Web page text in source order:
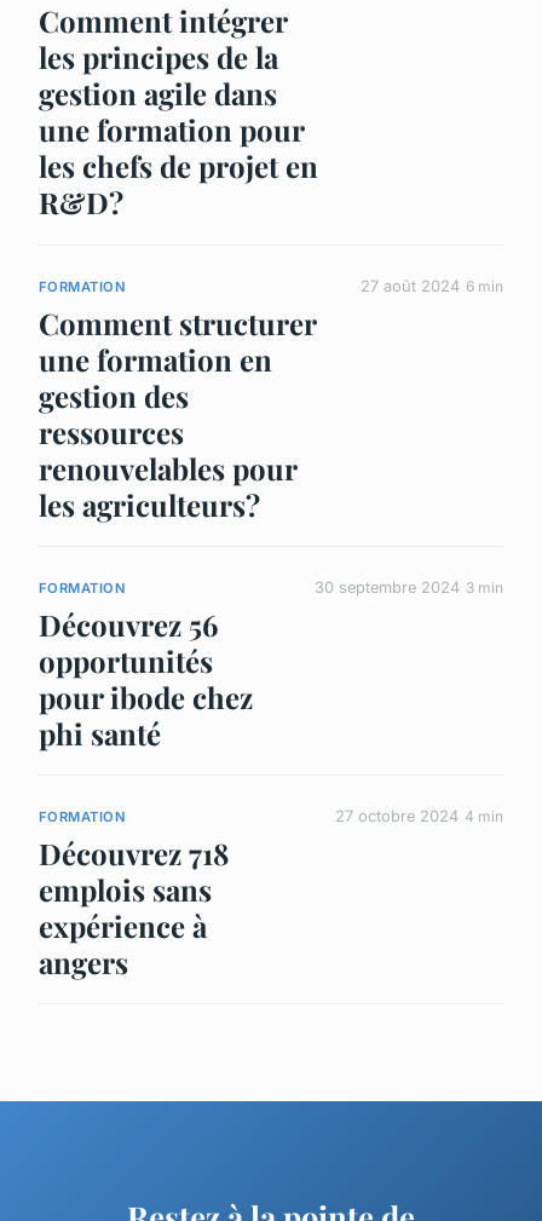
Comment intégrer
les principes de la
gestion agile dans
une formation pour
les chefs de projet en
R&D?
FORMATION
Comment structurer
une formation en
gestion des
ressources
renouvelables pour
les agriculteurs?
27 août 2024 6 min
FORMATION
Découvrez 56
opportunités
pour ibode chez
phi santé
30 septembre 2024 3 min
FORMATION
Découvrez 718
emplois sans
expérience à
angers
27 octobre 2024 4 min